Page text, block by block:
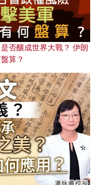
否釀成世界大戰？ 伊朗
算？